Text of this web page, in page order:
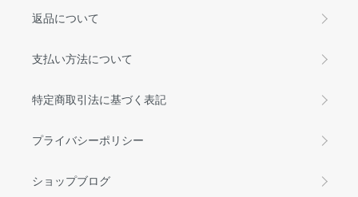
返品について
支払い方法について
特定商取引法に基づく表記
プライバシーポリシー
ショップブログ